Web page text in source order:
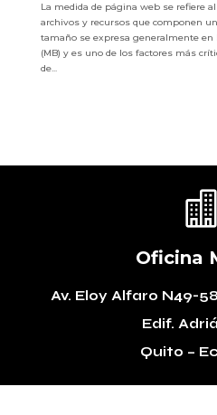
La medida de página web se refiere
archivos y recursos que componen
tamaño se expresa generalmente en
(MB) y es uno de los factores más
de...

Oficina
Av. Eloy Alfaro N49-58
Edif.
Quito –